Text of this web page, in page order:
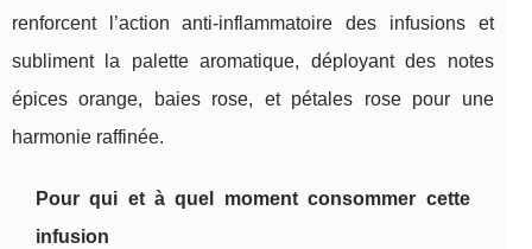
renforcent l’action anti-inflammatoire des infusions et
subliment la palette aromatique, déployant des notes
épices orange, baies rose, et pétales rose pour une
harmonie raffinée.
Pour qui et à quel moment consommer cette
infusion